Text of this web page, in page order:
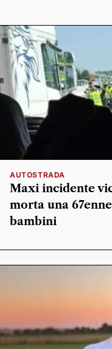
AUTOSTRADA
Maxi incidente
morta una
bambini